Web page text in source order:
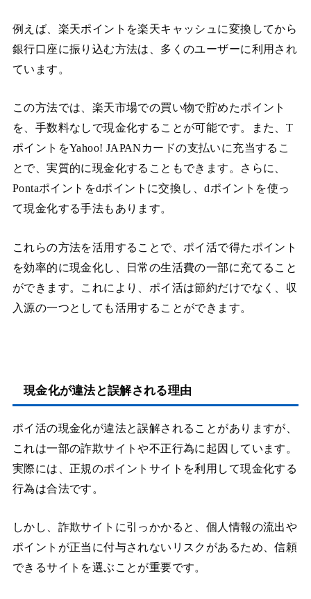
例えば、楽天ポイントを楽天キャッシュに変換してから
銀行口座に振り込む方法は、多くのユーザーに利用され
ています。
この方法では、楽天市場での買い物で貯めたポイント
を、手数料なしで現金化することが可能です。また、T
ポイントをYahoo! JAPANカードの支払いに充当するこ
とで、実質的に現金化することもできます。さらに、
Pontaポイントをdポイントに交換し、dポイントを使っ
て現金化する手法もあります。
これらの方法を活用することで、ポイ活で得たポイント
を効率的に現金化し、日常の生活費の一部に充てること
ができます。これにより、ポイ活は節約だけでなく、収
入源の一つとしても活用することができます。
現金化が違法と誤解される理由
ポイ活の現金化が違法と誤解されることがありますが、
これは一部の詐欺サイトや不正行為に起因しています。
実際には、正規のポイントサイトを利用して現金化する
行為は合法です。
しかし、詐欺サイトに引っかかると、個人情報の流出や
ポイントが正当に付与されないリスクがあるため、信頼
できるサイトを選ぶことが重要です。